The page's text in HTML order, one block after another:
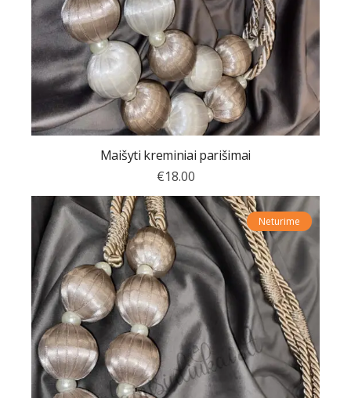
Maišyti kreminiai parišimai
€18.00
Neturime